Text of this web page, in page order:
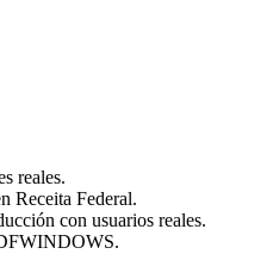
reales.
Receita Federal.
con usuarios reales.